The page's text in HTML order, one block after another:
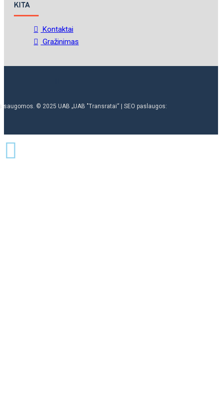
KITA
Kontaktai
Gražinimas
saugomos. © 2025 UAB „UAB "Transratai“ | SEO paslaugos: